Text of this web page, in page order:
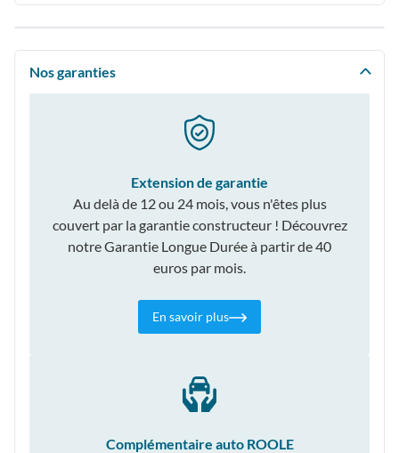
Nos garanties
Extension de garantie
Au delà de 12 ou 24 mois, vous n'êtes plus
couvert par la garantie constructeur ! Découvrez
notre Garantie Longue Durée à partir de 40
euros par mois.
En savoir plus
Complémentaire auto ROOLE